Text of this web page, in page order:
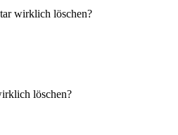
wirklich löschen?
löschen?